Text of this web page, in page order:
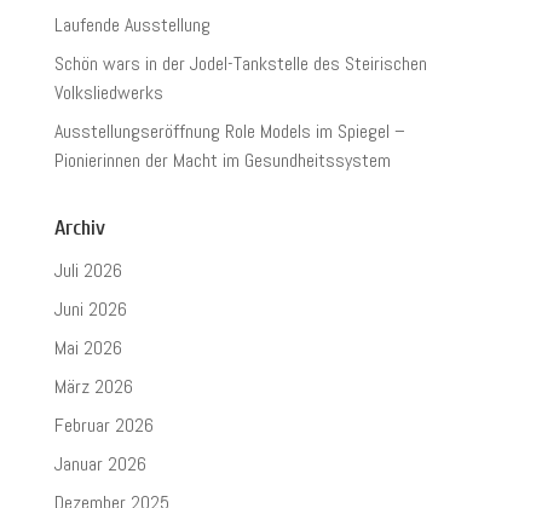
Laufende Ausstellung
Schön wars in der Jodel-Tankstelle des Steirischen
Volksliedwerks
Ausstellungseröffnung Role Models im Spiegel –
Pionierinnen der Macht im Gesundheitssystem
Archiv
Juli 2026
Juni 2026
Mai 2026
März 2026
Februar 2026
Januar 2026
Dezember 2025